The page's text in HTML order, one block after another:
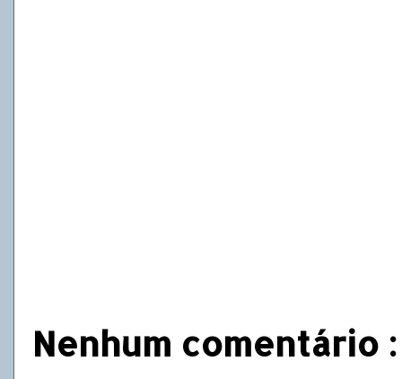
Nenhum comentário :